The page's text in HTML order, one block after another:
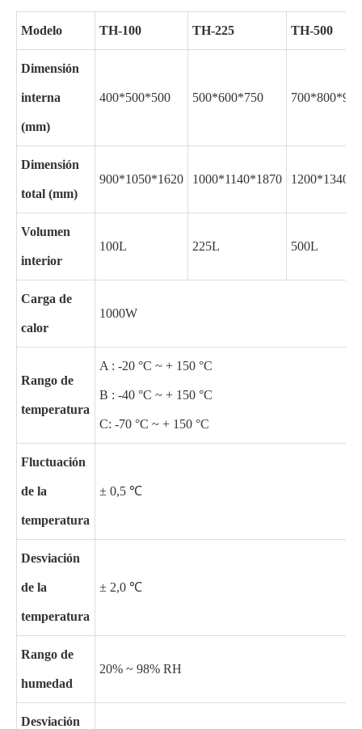
Modelo TH-100 TH-225 TH-500
Dimensión
interna
(mm)
400*500*500 500*600*750 700*800*900
Dimensión
total (mm)
900*1050*1620 1000*1140*1870
Volumen
interior
100L 225L 500L
Carga de
calor
1000W
Rango de
temperatura
A : -20 °C ~ + 150 °C
B : -40 °C ~ + 150 °C
C: -70 °C ~ + 150 °C
Fluctuación
de la
temperatura
± 0,5 ℃
Desviación
de la
temperatura
± 2,0 ℃
Rango de
humedad
20% ~ 98% RH
Desviación